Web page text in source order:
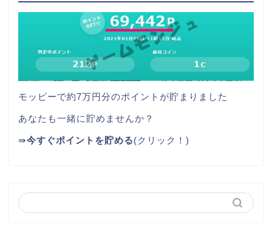
モッピーで約7万円分のポイントが貯まりました
あなたも一緒に貯めませんか？
⇛今すぐポイントを貯める(クリック！)